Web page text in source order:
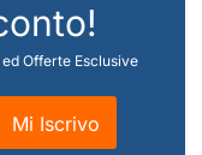
Offerte Esclusive
Mi Iscrivo